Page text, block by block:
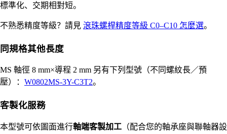
標準化、交期相對短。
不熟悉精度等級？請見 滾珠螺桿精度等級 C0–C10 怎麼選。
同規格其他長度
MS 軸徑 8 mm×導程 2 mm 另有下列型號（不同螺紋長／預
壓）： W0802MS-3Y-C3T2。
客製化服務
本型號可依圖面進行軸端客製加工 （配合您的軸承座與聯軸器設